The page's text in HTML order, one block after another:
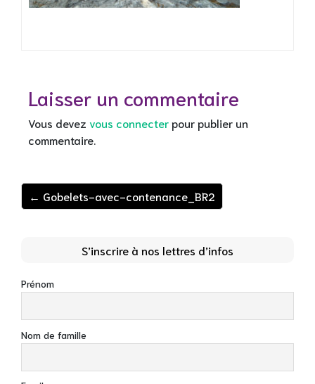
Laisser un commentaire
Vous devez vous connecterpour publier un
commentaire.
← Gobelets-avec-contenance_BR2
S’inscrire à nos lettres d’infos
Prénom
Nom de famille